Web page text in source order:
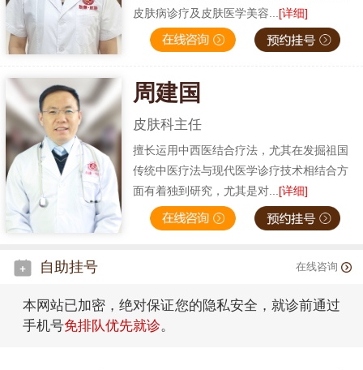
皮肤病诊疗及皮肤医学美容... [详细]
周建国
皮肤科主任
擅长运用中西医结合疗法，尤其在发掘祖国
传统中医疗法与现代医学诊疗技术相结合方
面有着独到研究，尤其是对...[详细]
自助挂号 在线咨询
本网站已加密，绝对保证您的隐私安全，就诊前通过
手机号免排队优先就诊。